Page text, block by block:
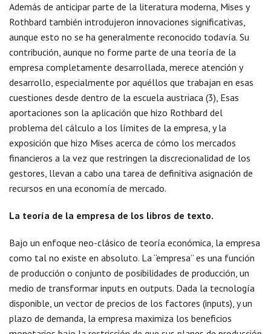
Además de anticipar parte de la literatura moderna, Mises y
Rothbard también introdujeron innovaciones significativas,
aunque esto no se ha generalmente reconocido todavía. Su
contribución, aunque no forme parte de una teoría de la
empresa completamente desarrollada, merece atención y
desarrollo, especialmente por aquéllos que trabajan en esas
cuestiones desde dentro de la escuela austriaca (3), Esas
aportaciones son la aplicación que hizo Rothbard del
problema del cálculo a los límites de la empresa, y la
exposición que hizo Mises acerca de cómo los mercados
financieros a la vez que restringen la discrecionalidad de los
gestores, llevan a cabo una tarea de definitiva asignación de
recursos en una economía de mercado.
La teoría de la empresa de los libros de texto.
Bajo un enfoque neo-clásico de teoría económica, la empresa
como tal no existe en absoluto. La “empresa” es una función
de producción o conjunto de posibilidades de producción, un
medio de transformar inputs en outputs. Dada la tecnología
disponible, un vector de precios de los factores (inputs), y un
plazo de demanda, la empresa maximiza los beneficios